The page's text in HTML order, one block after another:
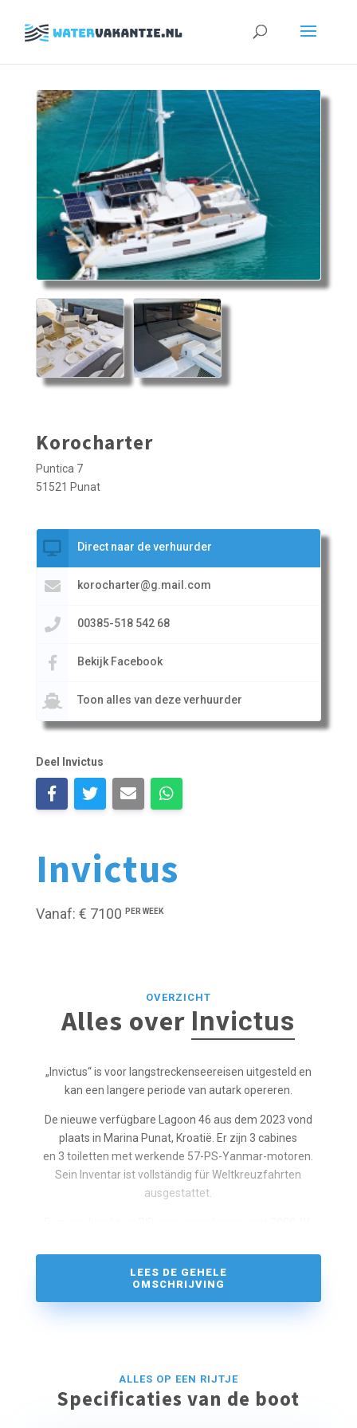
Zoeken
Invictus
Vanaf: € 7100 PER WEEK
Korocharter
Puntica 7
51521 Punat
Direct naar de verhuurder
korocharter@g.mail.com
00385-518 542 68
Bekijk Facebook
Toon alles van deze verhuurder
Deel Invictus
OVERZICHT
Alles over Invictus
„Invictus“ is voor langstreckenseereisen uitgesteld en
kan een langere periode van autark opereren.
De nieuwe verfügbare Lagoon 46 aus dem 2023 vond
plaats in Marina Punat, Kroatië. Er zijn 3 cabines
en 3 toiletten met werkende 57-PS-Yanmar-motoren.
Sein Inventar ist vollständig für Weltkreuzfahrten
ausgestattet.
8 lithiumbatterijen. Er is een batterij beschikbaar met een
Code-0-Takelage, Parasailor, eine Waschmaschine,
Kreuzfahrtführer, Kreuzfahrtbücher, 2 Paddelbretter,
LEES DE GEHELE
OMSCHRIJVING
ALLES OP EEN RIJTJE
Specificaties van de boot